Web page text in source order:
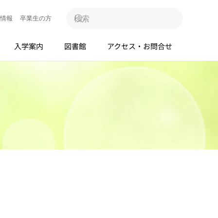
報 卒業生の方
入学案内 図書館 アクセス・お問合せ